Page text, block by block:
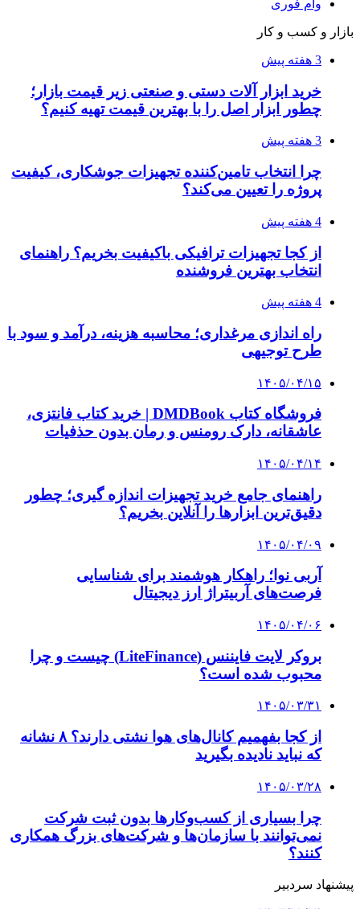
که نباید نادیده بگیرید
۱۴۰۵/۰۳/۲۸
چرا بسیاری از کسب‌وکارها بدون ثبت شرکت
نمی‌توانند با سازمان‌ها و شرکت‌های بزرگ همکاری
کنند؟
پیشنهاد سردبیر
۱۴۰۳/۱۱/۱۴
افتتاح و کلنگ زنی ۷ پروژه عمرانی در امیریه دامغان
۱۴۰۴/۰۴/۲۸
تحویل ۲۴ هزار واحد مسکونی در هفته دولت
۱۴۰۲/۱۱/۲۰
رئیس‌جمهور ۴ پروژه مورد حمایت بانک سپه در
سیرجان را افتتاح کرد
۱۴۰۲/۱۰/۱۴
افتتاح واحد تولید الیاف استیپل پلی‌استر توخالی در
میبد
۱۴۰۳/۰۹/۰۵
تفکر بسیجی برگرفته از مکتب عاشورا است
کلیه حقوق متعلق به راهیان اقتصادی می باشد